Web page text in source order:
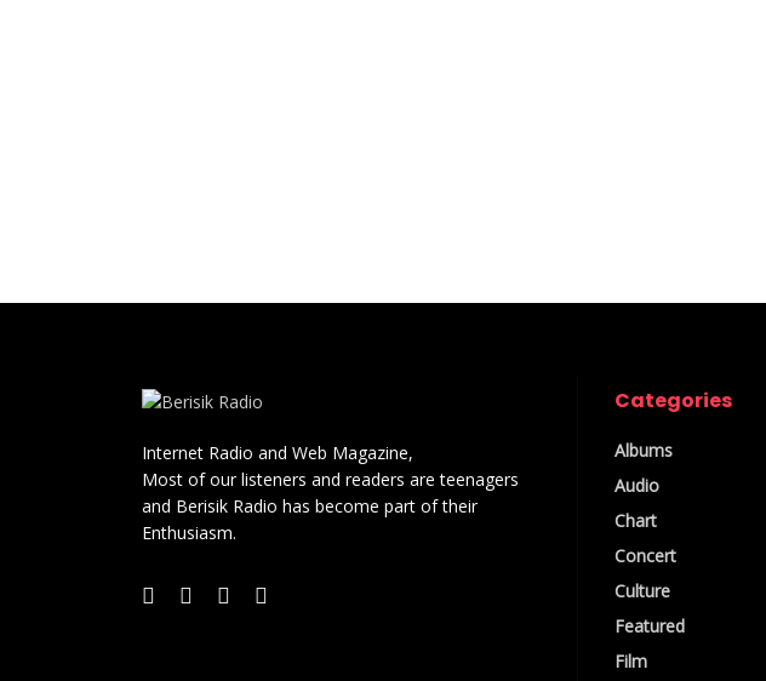
Internet Radio and Web Magazine,
Most of our listeners and readers are teenagers
and Berisik Radio has become part of their
Enthusiasm.
Categories
Albums
Audio
Chart
Concert
Culture
Featured
Film